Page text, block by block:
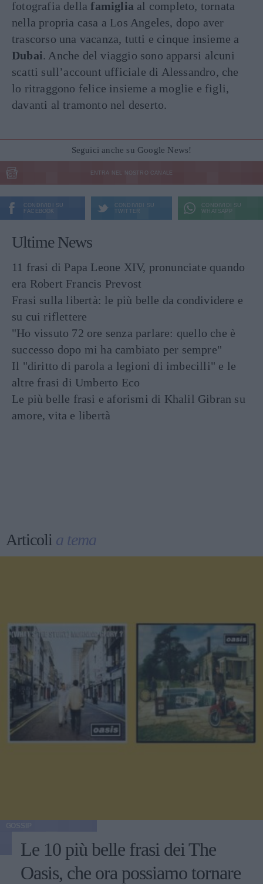
fotografia dellafamiglia al completo, tornata
nella propria casa a Los Angeles, dopo aver
trascorso una vacanza, tutti e cinque insieme a
Dubai. Anche del viaggio sono apparsi alcuni
scatti sull’account ufficiale di Alessandro, che
lo ritraggono felice insieme a moglie e figli,
davanti al tramonto nel deserto.
Seguici anche su Google News!
ENTRA NEL NOSTRO CANALE
CONDIVIDI SU
FACEBOOK
CONDIVIDI SU
TWITTER
CONDIVIDI SU
WHATSAPP
Ultime News
11 frasi di Papa Leone XIV, pronunciate quando
era Robert Francis Prevost
Frasi sulla libertà: le più belle da condividere e
su cui riflettere
"Ho vissuto 72 ore senza parlare: quello che è
successo dopo mi ha cambiato per sempre"
Il "diritto di parola a legioni di imbecilli" e le
altre frasi di Umberto Eco
Le più belle frasi e aforismi di Khalil Gibran su
amore, vita e libertà
Articoli a tema
Le 10 più belle frasi dei The
Oasis, che ora possiamo tornare